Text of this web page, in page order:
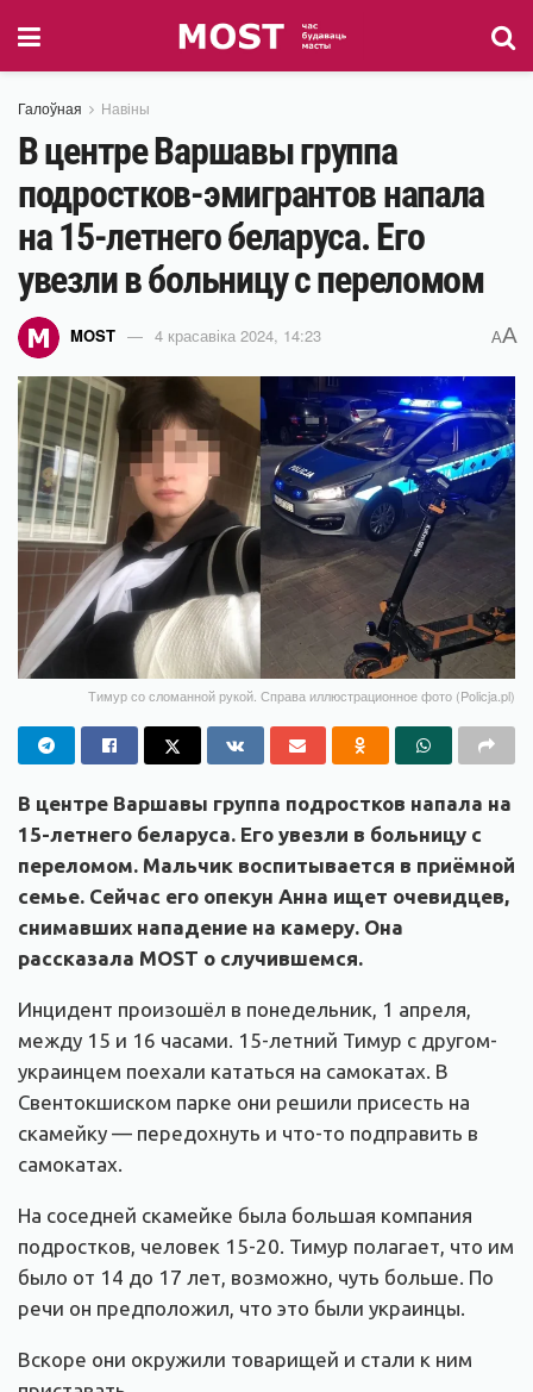
Галоўная Навіны
В центре Варшавы группа
подростков-эмигрантов напала
на 15-летнего беларуса. Его
увезли в больницу с переломом
MOST 4 красавіка 2024, 14:23 AA
Тимур со сломанной рукой. Справа иллюстрационное фото (Policja.pl)
В центре Варшавы группа подростков напала на
15-летнего беларуса. Его увезли в больницу с
переломом. Мальчик воспитывается в приёмной
семье. Сейчас его опекун Анна ищет очевидцев,
снимавших нападение на камеру. Она
рассказала MOST о случившемся.
Инцидент произошёл в понедельник, 1 апреля,
между 15 и 16 часами. 15-летний Тимур с другом-
украинцем поехали кататься на самокатах. В
Свентокшиском парке они решили присесть на
скамейку — передохнуть и что-то подправить в
самокатах.
На соседней скамейке была большая компания
подростков, человек 15-20. Тимур полагает, что им
было от 14 до 17 лет, возможно, чуть больше. По
речи он предположил, что это были украинцы.
Вскоре они окружили товарищей и стали к ним